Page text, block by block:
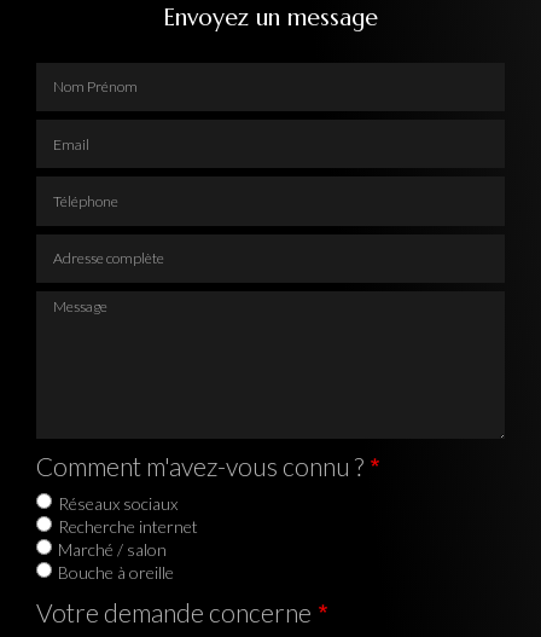
Envoyez un message
Message
Comment m'avez-vous connu ?
Réseaux sociaux
Recherche internet
Marché / salon
Bouche à oreille
Votre demande concerne